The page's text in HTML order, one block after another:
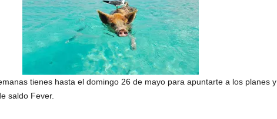
tienes hasta el domingo 26 de mayo para apuntarte a los planes y
saldo Fever.